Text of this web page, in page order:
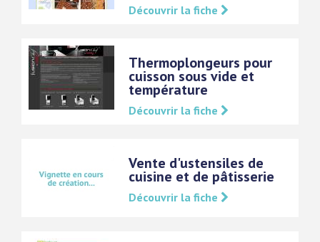
Découvrir la fiche
Thermoplongeurs pour
cuisson sous vide et
température
Découvrir la fiche
Vente d'ustensiles de
cuisine et de pâtisserie
Découvrir la fiche